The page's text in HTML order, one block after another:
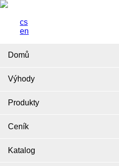
cs
en
Domů
Výhody
Produkty
Ceník
Katalog